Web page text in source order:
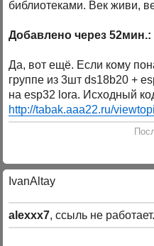
библиотеками. Век живи,
Добавлено через 52мин.:
Да, вот ещё. Если кому
группе из 3шт ds18b20 +
на esp32 lora. Исходный
http://tabak.aaa22.ru/
IvanAltay
alexxx7, ссыль не работает.